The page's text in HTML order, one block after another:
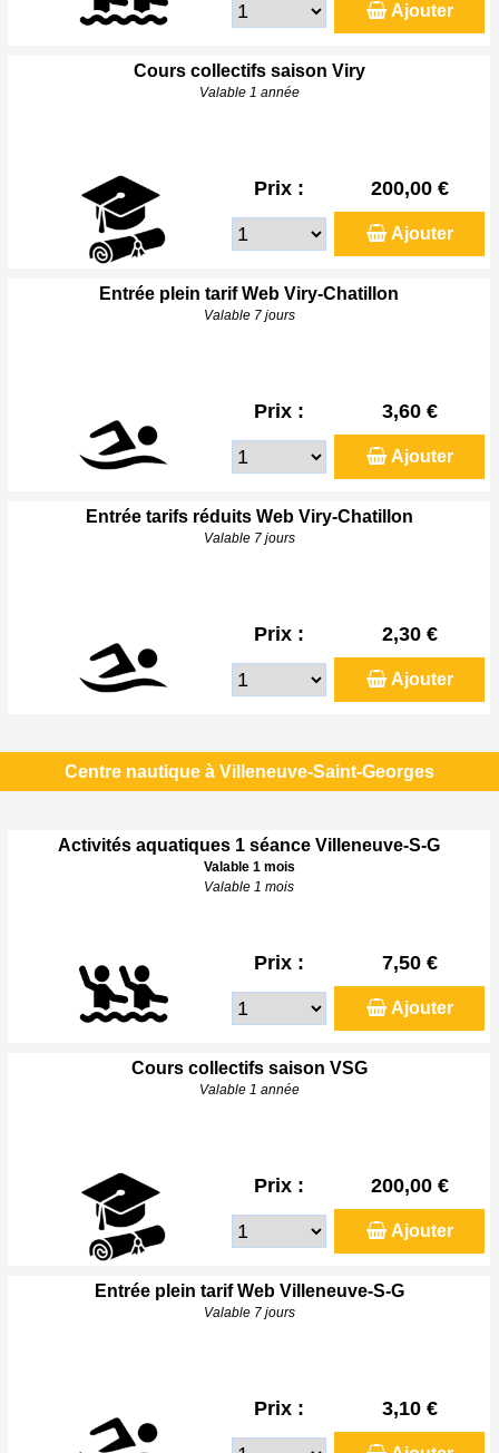
Ajouter
Cours collectifs saison Viry
Valable 1 année
Prix : 200,00 €
Ajouter
Entrée plein tarif Web Viry-Chatillon
Valable 7 jours
Prix : 3,60 €
Ajouter
Entrée tarifs réduits Web Viry-Chatillon
Valable 7 jours
Prix : 2,30 €
Ajouter
Centre nautique à Villeneuve-Saint-Georges
Activités aquatiques 1 séance Villeneuve-S-G
Valable 1 mois
Valable 1 mois
Prix : 7,50 €
Ajouter
Cours collectifs saison VSG
Valable 1 année
Prix : 200,00 €
Ajouter
Entrée plein tarif Web Villeneuve-S-G
Valable 7 jours
Prix : 3,10 €